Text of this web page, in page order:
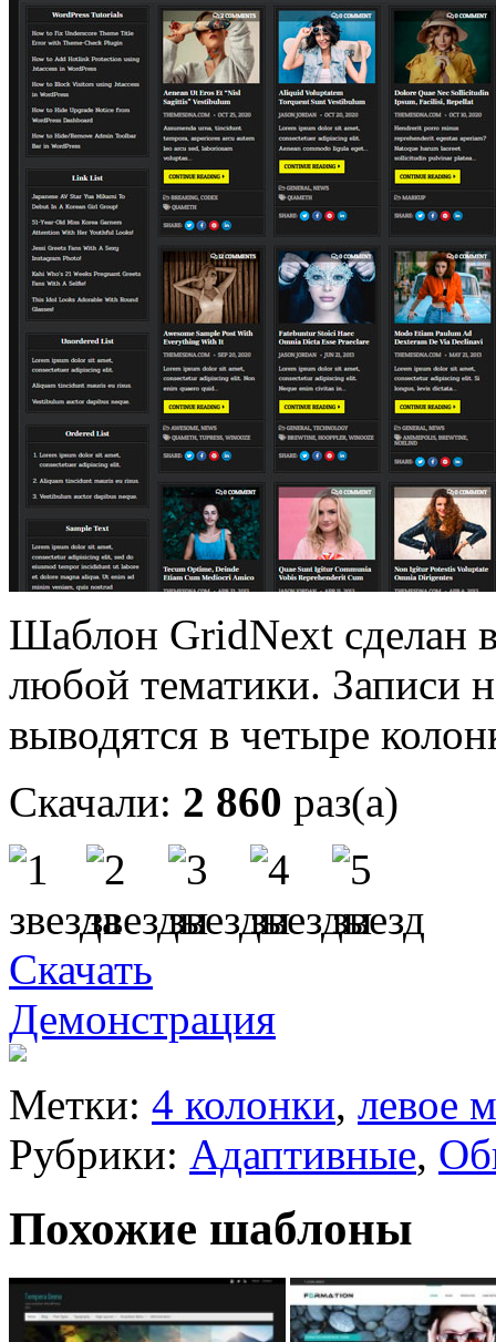
Шаблон GridNext сделан
любой тематики. Записи
выводятся в четыре
Скачали: 2 860 раз(а)
Скачать
Демонстрация
Метки: 4 колонки, левое
Рубрики: Адаптивные,
Похожие шаблоны